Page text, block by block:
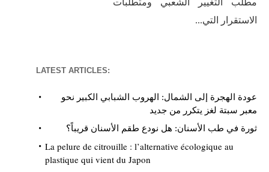
مطلب التغيير الشعبي ومتطلبات
الاستقرار التي...
LATEST ARTICLES:
عودة الهجرة إلى الشمال: الهروب الشبابي الكبير نحو
معبر سبتة لغز يتكرر من جديد
ثورة في طب الأسنان: هل نودع طقم الأسنان قريباً؟
La pelure de citrouille : l’alternative écologique au
plastique qui vient du Japon